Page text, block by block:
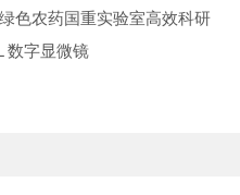
数字显微镜